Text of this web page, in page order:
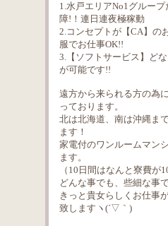
1.水戸エリアNo1グルー
障!！連日連夜極稼動
2.コンセプトが【CA】の
服でお仕事OK!!
3.【ソフトサービス】ど
が可能です!!
遠方から来られる方の為
っております。
北は北海道、南は沖縄ま
ます！
家電付のワンルームマン
ます。
（10日間はなんと寮費が
どんな事でも、些細な事
きっと貴女らしくお仕事
致しますヽ(´▽｀)